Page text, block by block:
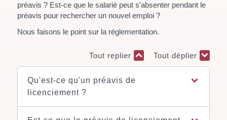
préavis ? Est-ce que le salarié peut s'absenter pendant le
préavis pour rechercher un nouvel emploi ?
Nous faisons le point sur la réglementation.
Tout replier Tout déplier
Qu'est-ce qu'un préavis de
licenciement ?